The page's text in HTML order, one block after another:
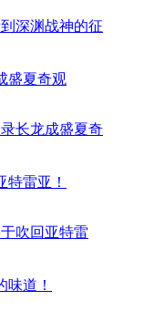
盛夏奇观
雷亚！
道！